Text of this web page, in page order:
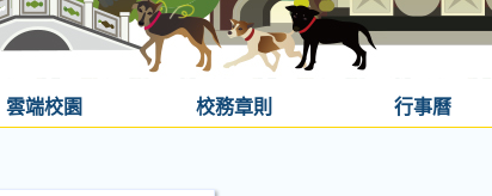
雲端校園 校務章則 行事曆